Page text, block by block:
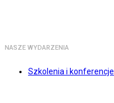
NASZE WYDARZENIA
Szkolenia i konferencje